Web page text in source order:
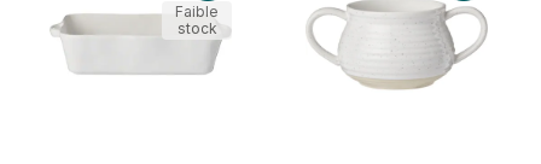
Faible
stock